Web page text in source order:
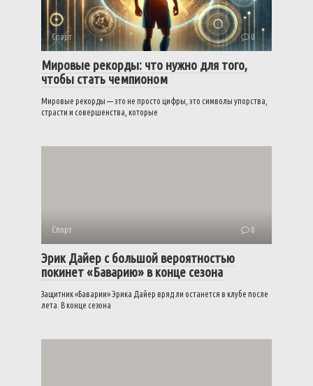
Спорт 0
Мировые рекорды: что нужно для того,
чтобы стать чемпионом
Мировые рекорды — это не просто цифры, это символы упорства,
страсти и совершенства, которые
Спорт 0
Эрик Дайер с большой вероятностью
покинет «Баварию» в конце сезона
Защитник «Баварии» Эрика Дайер вряд ли останется в клубе после
лета. В конце сезона